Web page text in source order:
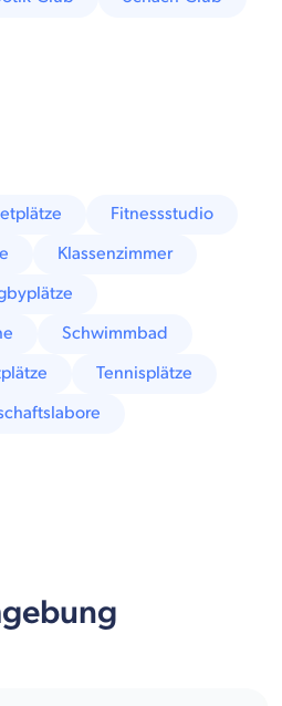
Fitnessstudio
Klassenzimmer
Schwimmbad
Tennisplätze